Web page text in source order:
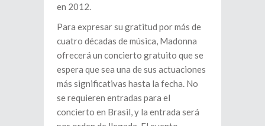
en 2012.
Para expresar su gratitud por más de
cuatro décadas de música, Madonna
ofrecerá un concierto gratuito que se
espera que sea una de sus actuaciones
más significativas hasta la fecha. No
se requieren entradas para el
concierto en Brasil, y la entrada será